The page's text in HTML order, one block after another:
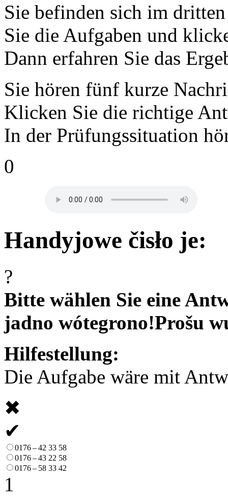
Sie befinden sich im
Sie die Aufgaben und
Dann erfahren Sie das
Sie hören fünf kurze
Klicken Sie die richtige
In der Prüfungssituation
0
Handyjowe čisło je:
?
Bitte wählen Sie eine
jadno wótegrono!Prošu
Hilfestellung:
Die Aufgabe wäre mit
✖
✔
0176 – 42 33 58
0176 – 43 22 58
0176 – 58 33 42
1